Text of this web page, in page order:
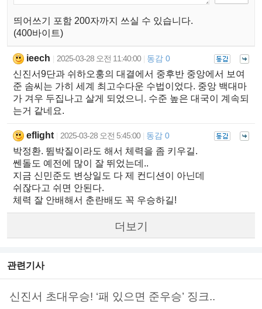
띄어쓰기 포함 200자까지 쓰실 수 있습니다.
(400바이트)
ieech 2025-03-28 오전 11:40:00 동감 0
신진서9단과 쉬하오훙의 대결에서 중후반 중앙에서 보여
준 솜씨는 가히 세계 최고수다운 수법이었다. 중앙 백대마
가 겨우 두집나고 살게 되었으니. 수준 높은 대국이 계속되
는거 같네요.
eflight 2025-03-28 오전 5:45:00 동감 0
박정환. 뜀박질이라도 해서 체력을 좀 키우길.
쎈돌도 예전에 많이 잘 뛰었는데..
지금 신민준도 변상일도 다 제 컨디션이 아닌데
쉬잖다고 쉬면 안된다.
체력 잘 안배해서 춘란배도 꼭 우승하길!
더보기
관련기사
신진서 초대우승! ‘패 있으면 준우승’ 징크..